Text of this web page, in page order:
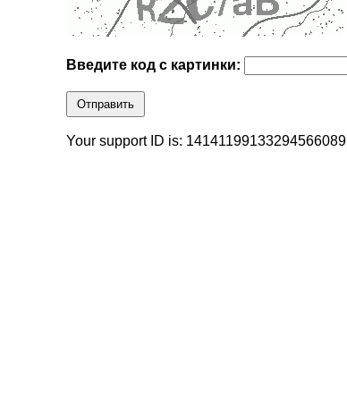
Введите код с картинки:
Отправить
Your support ID is: 14141199133294566089